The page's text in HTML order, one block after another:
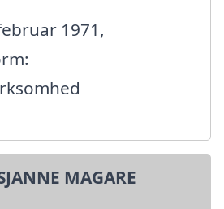
1971,
MAGARE